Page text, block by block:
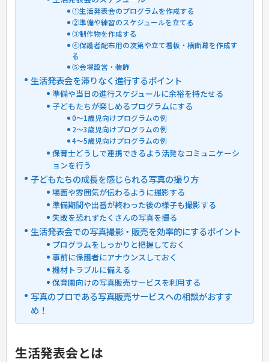
①生活発表会のプログラムを作成する
②準備や練習のスケジュールを立てる
③制作物を作成する
④保護者配布用の次第や立て看板・横断幕を作成す
る
⑤会場設営・装飾
生活発表会を滞りなく進行するポイント
準備や当日の進行スケジュールに余裕を持たせる
子どもたちが楽しめるプログラムにする
0～1歳児向けプログラムの例
2～3歳児向けプログラムの例
4～5歳児向けプログラムの例
保育士どうしで連携できるよう活発なコミュニケーシ
ョンを行う
子どもたちの成長を感じられる写真の撮り方
場面や雰囲気が伝わるように撮影する
準備期間や出番が終わった後の様子も撮影する
失敗を恐れずたくさんの写真を撮る
生活発表会での写真撮影・販売を効率的にするポイント
プログラムをしっかりと把握しておく
事前に保護者にアナウンスしておく
機材トラブルに備える
保育園向けの写真販売サービスを利用する
写真のプロである写真販売サービスへの相談がおすす
め！
生活発表会とは